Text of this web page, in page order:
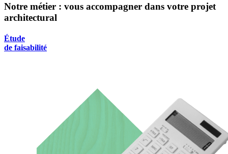
Notre métier : vous accompagner dans votre projet
architectural
Étude
de faisabilité